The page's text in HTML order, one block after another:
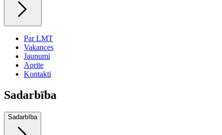
Par LMT
Vakances
Jaunumi
Aprite
Kontakti
Sadarbība
Sadarbība